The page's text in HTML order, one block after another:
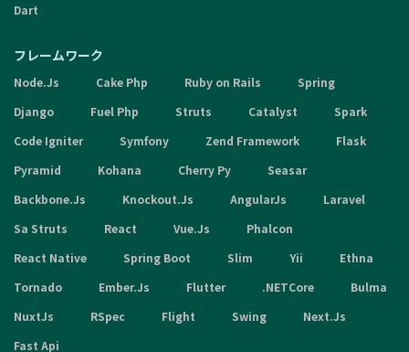
Dart
フレームワーク
Node.Js Cake Php Ruby on Rails
Spring
Django
Fuel Php Struts Catalyst
Spark
Code Igniter
Symfony Zend Framework
Flask
Pyramid
Kohana Cherry Py
Seasar
Backbone.Js
Knockout.Js AngularJs
Laravel
Sa Struts
React Vue.Js
Phalcon
React Native
Spring Boot Slim Yii
Ethna
Tornado
Ember.Js Flutter .NETCore
Bulma
NuxtJs
RSpec Flight Swing
Next.Js
Fast Api